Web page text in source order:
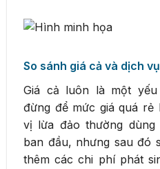
So sánh giá cả và dịch
Giá cả luôn là một
đừng để mức giá quá rẻ
vị lừa đảo thường
ban đầu, nhưng sau đó
thêm các chi phí phát